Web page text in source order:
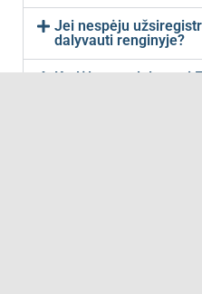
Jei nespėju
dalyvauti renginyje?
Kodėl verta dalyvauti